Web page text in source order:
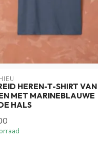
HEREN-T-SHIRT VAN
MET MARINEBLAUWE
HALS